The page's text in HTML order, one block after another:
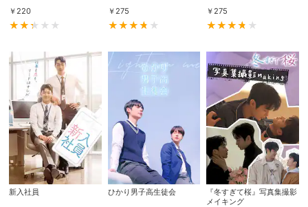
Myクーポン
現在獲得済みのお得なクーポンを確認でき
ます。
購入履歴
レンタル、購入、定額見放題の購入履歴の
確認が可能です。こちらから視聴いただく
と便利です。
お気に入り
お気に入りに登録した作品を確認できま
す。お気に入りに追加した作品の削除も可
￥220 ￥275 ￥275
新入社員 ひかり男子高生徒会
『冬すぎて桜』写真集撮影
メイキング